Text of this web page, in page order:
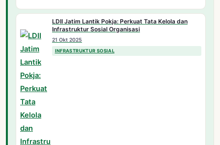
LDII Jatim Lantik Pokja: Perkuat Tata Kelola dan
Infrastruktur Sosial Organisasi
21 Okt 2025
INFRASTRUKTUR SOSIAL